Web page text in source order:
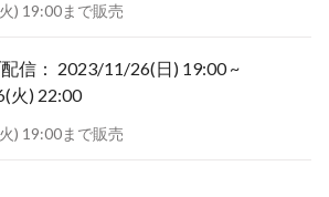
) 19:00まで販売
信： 2023/11/26(日) 19:00 ~
火) 22:00
) 19:00まで販売